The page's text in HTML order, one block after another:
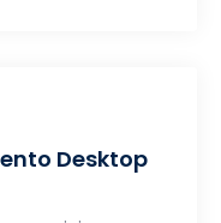
Desktop